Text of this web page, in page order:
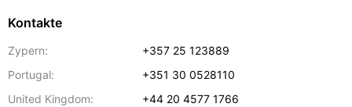
Kontakte
Zypern:
+357 25 123889
Portugal:
+351 30 0528110
United Kingdom:
+44 20 4577 1766